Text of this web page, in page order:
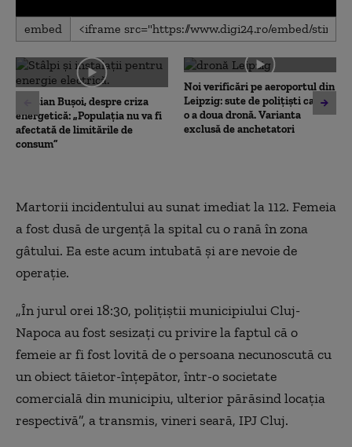
0
seconds
0
seconds
embed
Cristian Bușoi, despre criza
energetică: „Populația nu va fi
afectată de limitările de
consum”
Noi verificări pe aeroportul din
Leipzig: sute de polițiști caută
o a doua dronă. Varianta
exclusă de anchetatori
Martorii incidentului au sunat imediat la 112. Femeia
a fost dusă de urgență la spital cu o rană în zona
gâtului. Ea este acum intubată și are nevoie de
operație.
„În jurul orei 18:30, poliţiştii municipiului Cluj-
Napoca au fost sesizaţi cu privire la faptul că o
femeie ar fi fost lovită de o persoana necunoscută cu
un obiect tăietor-înţepător, într-o societate
comercială din municipiu, ulterior părăsind locaţia
respectivă”, a transmis, vineri seară, IPJ Cluj.